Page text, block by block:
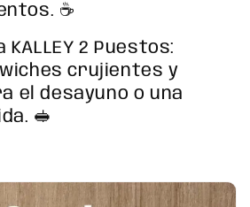
☕
KALLEY 2 Puestos:
crujientes y
el desayuno o una
🥪